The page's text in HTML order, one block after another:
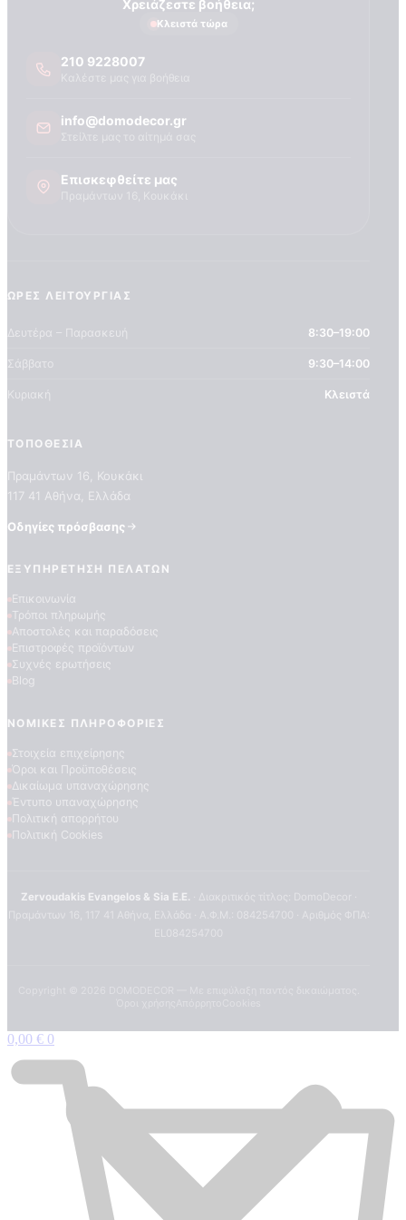
ΕΠΕΞΗΓΗΣΗ ΣΥΜΒΟΛΩΝ
Χρειάζεστε βοήθεια;
Κλειστά τώρα
210 9228007
info@domodecor.gr
Επισκεφθείτε μας
ΏΡΕΣ ΛΕΙΤΟΥΡΓΊΑΣ
Δευτέρα – Παρασκευή 8:30–19:00
Σάββατο 9:30–14:00
Κυριακή Κλειστά
ΤΟΠΟΘΕΣΊΑ
Πραμάντων 16, Κουκάκι
117 41 Αθήνα, Ελλάδα
Οδηγίες πρόσβασης
ΕΞΥΠΗΡΈΤΗΣΗ ΠΕΛΑΤΏΝ
Επικοινωνία
Τρόποι πληρωμής
Αποστολές και παραδόσεις
Επιστροφές προϊόντων
Συχνές ερωτήσεις
Blog
ΝΟΜΙΚΈΣ ΠΛΗΡΟΦΟΡΊΕΣ
Στοιχεία επιχείρησης
Όροι και Προϋποθέσεις
Δικαίωμα υπαναχώρησης
Έντυπο υπαναχώρησης
Πολιτική απορρήτου
Πολιτική Cookies
Zervoudakis Evangelos & Sia E.E.
0,00 € 0